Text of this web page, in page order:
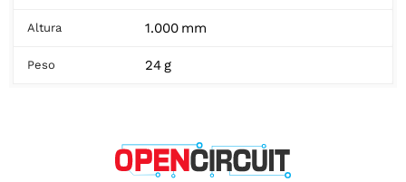
Altura 1.000 mm
Peso 24 g